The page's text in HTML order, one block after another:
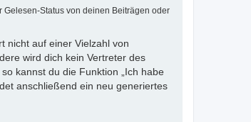
Status von deinen Beiträgen oder
nicht auf einer Vielzahl von
wird dich kein Vertreter des
kannst du die Funktion „Ich habe
anschließend ein neu generiertes